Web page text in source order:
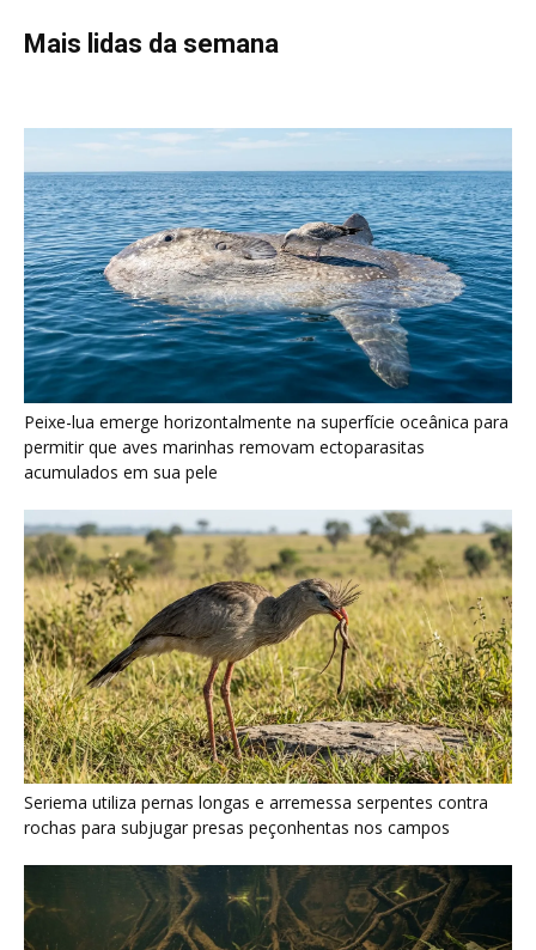
Mais lidas da semana
Peixe-lua emerge horizontalmente na superfície oceânica para
permitir que aves marinhas removam ectoparasitas
acumulados em sua pele
Seriema utiliza pernas longas e arremessa serpentes contra
rochas para subjugar presas peçonhentas nos campos